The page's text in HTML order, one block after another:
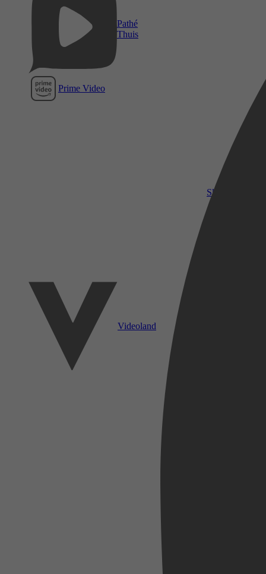
Pathé
Thuis
Prime Video
SkyShowtime
Videoland